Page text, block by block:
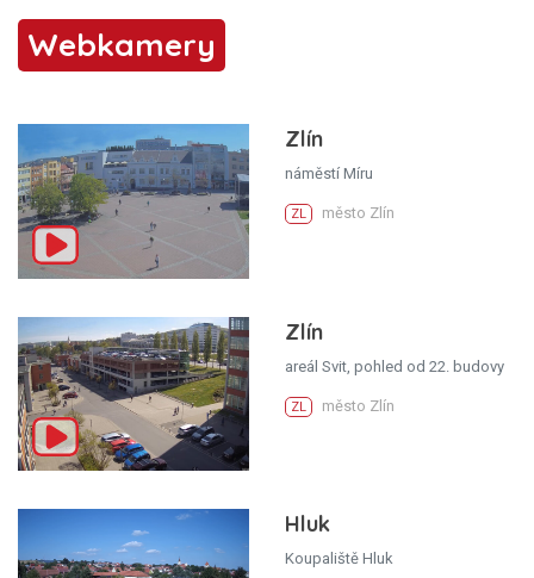
Webkamery
Zlín
náměstí Míru
ZL město Zlín
Zlín
areál Svit, pohled od 22. budovy
ZL město Zlín
Hluk
Koupaliště Hluk